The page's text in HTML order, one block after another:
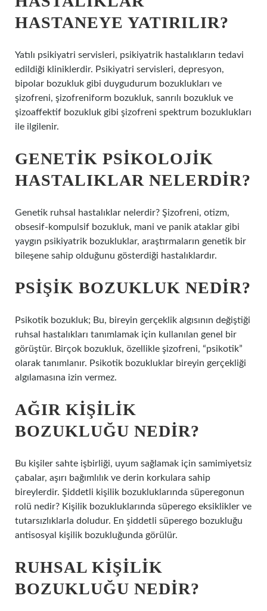
HASTANEYE YATIRILIR?
Yatılı psikiyatri servisleri, psikiyatrik hastalıkların tedavi
edildiği kliniklerdir. Psikiyatri servisleri, depresyon,
bipolar bozukluk gibi duygudurum bozuklukları ve
şizofreni, şizofreniform bozukluk, sanrılı bozukluk ve
şizoaffektif bozukluk gibi şizofreni spektrum bozuklukları
ile ilgilenir.
GENETIK PSIKOLOJIK
HASTALIKLAR NELERDIR?
Genetik ruhsal hastalıklar nelerdir? Şizofreni, otizm,
obsesif-kompulsif bozukluk, mani ve panik ataklar gibi
yaygın psikiyatrik bozukluklar, araştırmaların genetik bir
bileşene sahip olduğunu gösterdiği hastalıklardır.
PSIŞIK BOZUKLUK NEDIR?
Psikotik bozukluk; Bu, bireyin gerçeklik algısının değiştiği
ruhsal hastalıkları tanımlamak için kullanılan genel bir
görüştür. Birçok bozukluk, özellikle şizofreni, “psikotik”
olarak tanımlanır. Psikotik bozukluklar bireyin gerçekliği
algılamasına izin vermez.
AĞIR KIŞILIK
BOZUKLUĞU NEDIR?
Bu kişiler sahte işbirliği, uyum sağlamak için samimiyetsiz
çabalar, aşırı bağımlılık ve derin korkulara sahip
bireylerdir. Şiddetli kişilik bozukluklarında süperegonun
rolü nedir? Kişilik bozukluklarında süperego eksiklikler ve
tutarsızlıklarla doludur. En şiddetli süperego bozukluğu
antisosyal kişilik bozukluğunda görülür.
RUHSAL KIŞILIK
BOZUKLUĞU NEDIR?